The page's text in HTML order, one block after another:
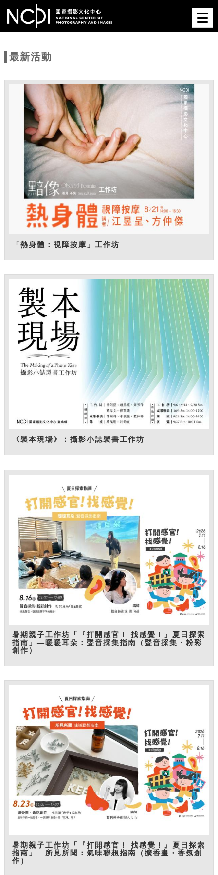
站
主
跳到主要內容
最新活動
「熱身體：視障按摩」工作坊
《製本現場》：攝影小誌製書工作坊
暑期親子工作坊「『打開感官！ 找感覺！』夏日探索
指南」—暖暖耳朵：聲音採集指南（聲音採集・粉彩
創作）
暑期親子工作坊「『打開感官！ 找感覺！』夏日探索
指南」—所見所聞：氣味聯想指南（擴香畫・香氛創
作）